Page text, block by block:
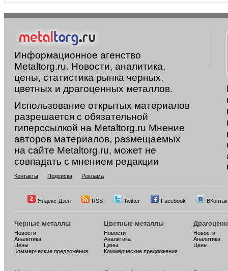
Информационное агенство
Metaltorg.ru. Новости, аналитика,
цены, статистика рынка черных,
цветных и драгоценных металлов.
Использование открытых материалов
разрешается с обязательной
гиперссылкой на Metaltorg.ru Мнение
авторов материалов, размещаемых
на сайте Metaltorg.ru, может не
совпадать с мнением редакции
Контакты Подписка Реклама
Яндекс-Дзен RSS Twitter Facebook
Черные металлы
Новости
Аналитика
Цены
Коммерческие предложения
Цветные металлы
Новости
Аналитика
Цены
Коммерческие предложения
Новости
Аналитика
Цены